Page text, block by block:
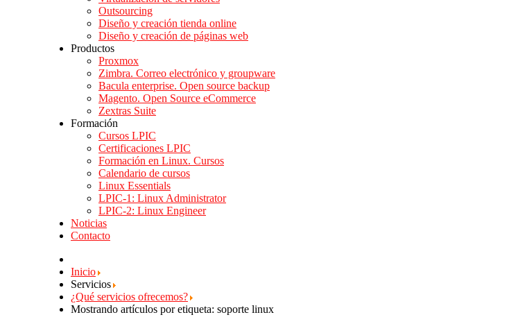
Outsourcing
Diseño y creación tienda online
Diseño y creación de páginas web
Productos
Proxmox
Zimbra. Correo electrónico y groupware
Bacula enterprise. Open source backup
Magento. Open Source eCommerce
Zextras Suite
Formación
Cursos LPIC
Certificaciones LPIC
Formación en Linux. Cursos
Calendario de cursos
Linux Essentials
LPIC-1: Linux Administrator
LPIC-2: Linux Engineer
Noticias
Contacto
Inicio
Servicios
¿Qué servicios ofrecemos?
Mostrando artículos por etiqueta: soporte linux